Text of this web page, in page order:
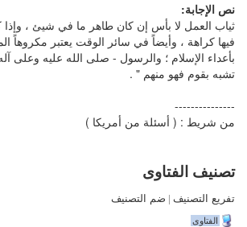
نص الإجابة:
ثياب العمل لا بأس إن كان طاهر ما في شيئ ، وإذا
فيها كراهة ، وأيضاً في سائر الوقت يعتبر مكروهاً
بأعداء الإسلام ؛ والرسول - صلى الله عليه وعلى
تشبه بقوم فهو منهم " .
---------------
من شريط : ( أسئلة من أمريكا )
تصنيف الفتاوى
تفريع التصنيف | ضم التصنيف
الفتاوى